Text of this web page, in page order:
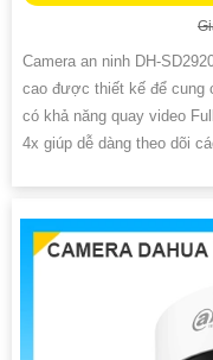
Camera an ninh DH-
cao được thiết kế để cung
có khả năng quay video
4x giúp dễ dàng theo dõi